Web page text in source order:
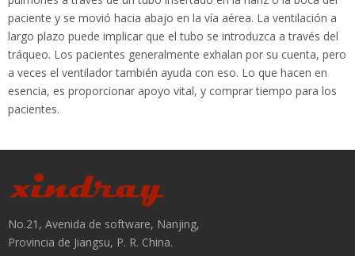
paciente y se movió hacia abajo en la vía aérea. La ventilación a
largo plazo puede implicar que el tubo se introduzca a través del
tráqueo. Los pacientes generalmente exhalan por su cuenta, pero
a veces el ventilador también ayuda con eso. Lo que hacen en
esencia, es proporcionar apoyo vital, y comprar tiempo para los
pacientes.
temperatura corporal del paciente. Los pacientes reciben
medicamentos para relajar los músculos respiratorios para que
su respiración pueda estar completamente regulada por la
máquina.
No.21, Avenida de software, Nanjing,
Provincia de Jiangsu, P. R. China.